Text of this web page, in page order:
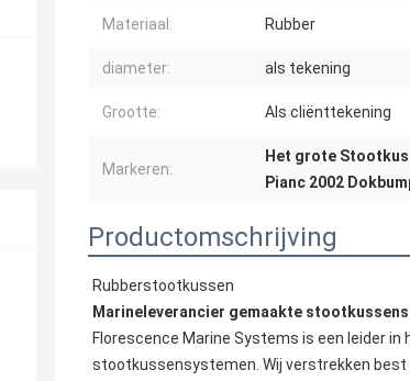
Materiaal: Rubber
diameter: als tekening
Grootte: Als cliënttekening
Markeren:
Het grote
Pianc 2002
Productomschrijving
Rubberstootkussen
Marineleverancier gemaakte
Florescence Marine Systems is een leider
stootkussensystemen. Wij verstrekken